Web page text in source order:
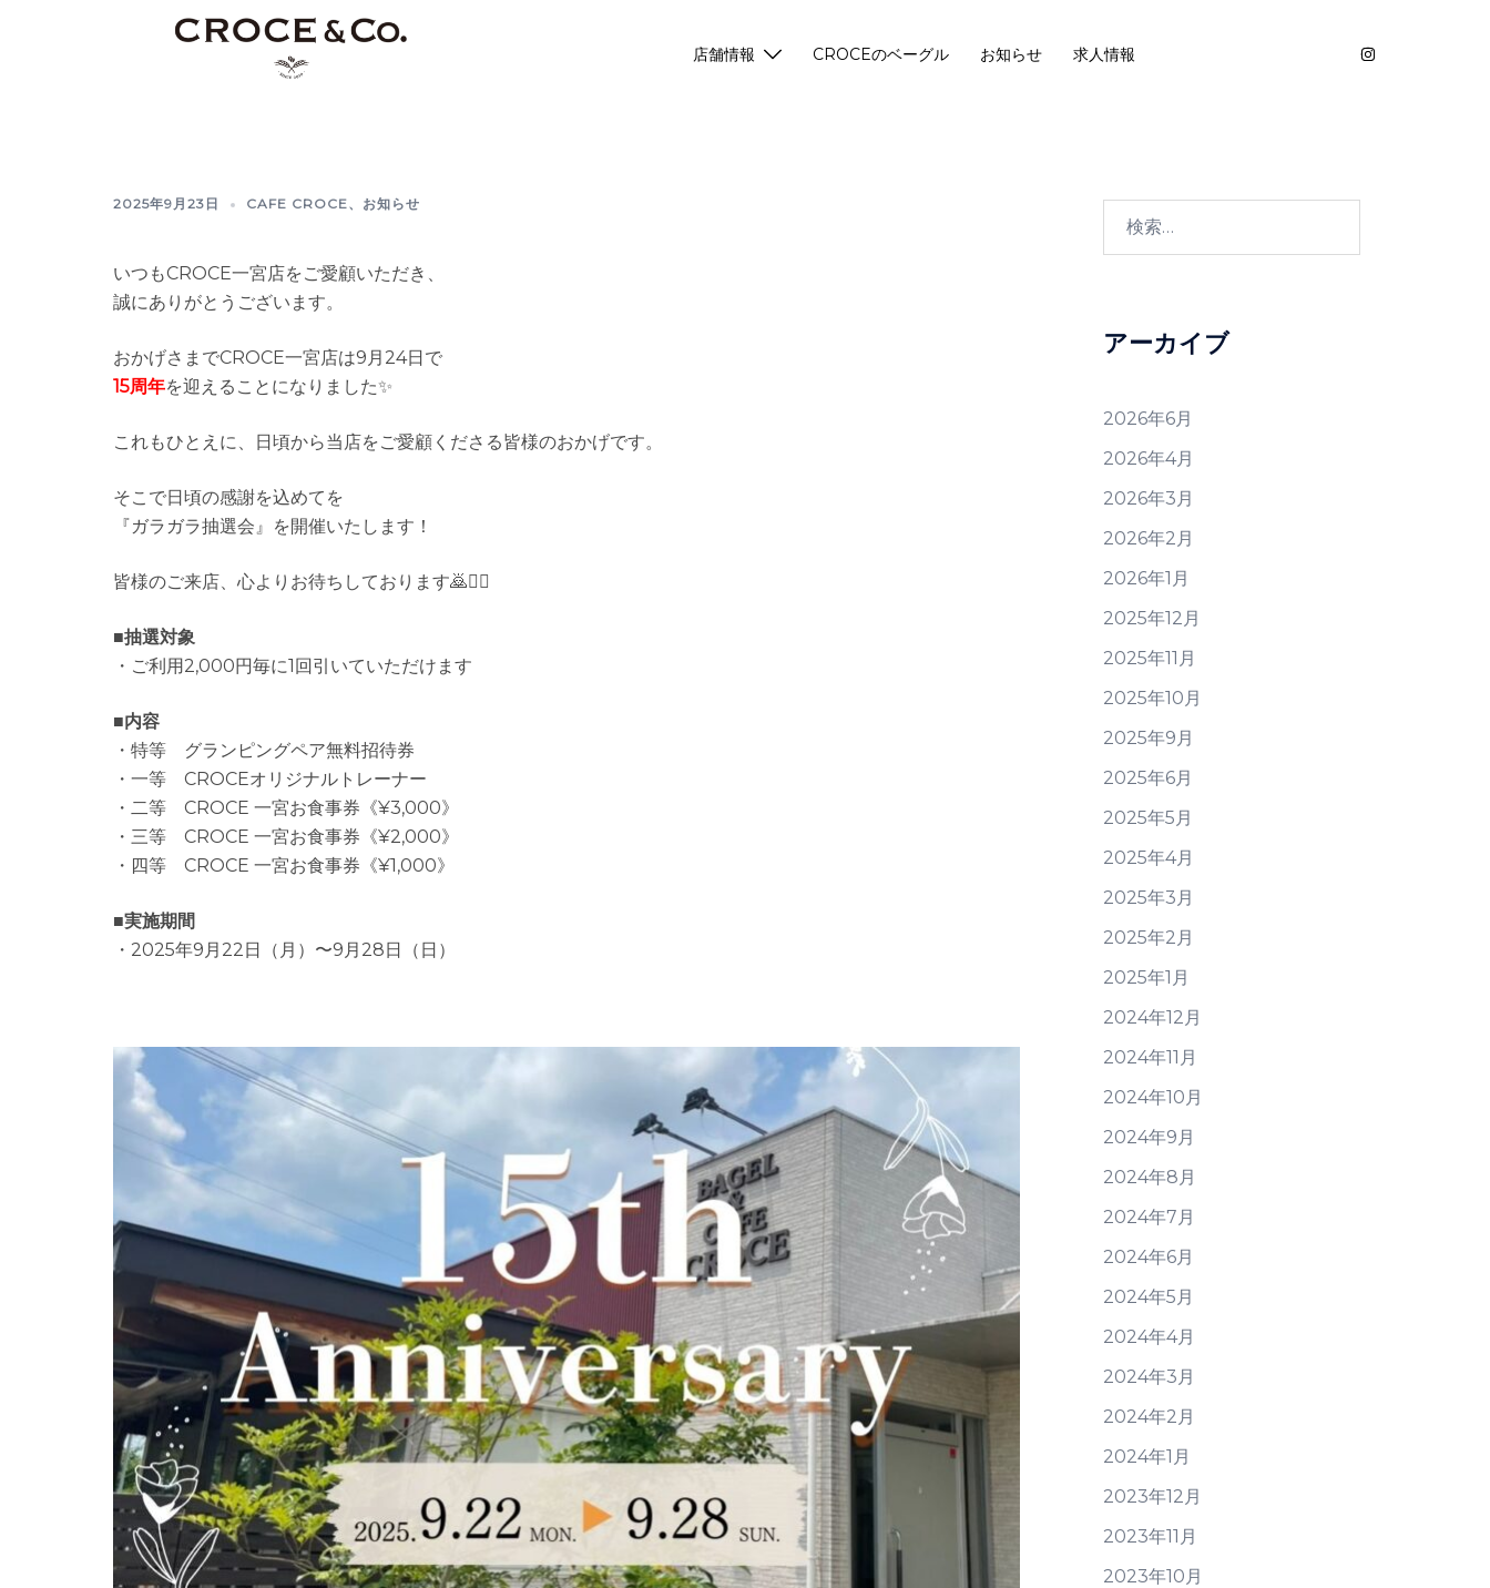
店舗情報 CROCEのベーグル お知らせ 求人情報
2025年9月23日 CAFE CROCE、 お知らせ
いつもCROCE一宮店をご愛顧いただき、
誠にありがとうございます。
おかげさまでCROCE一宮店は9月24日で
15周年を迎えることになりました✨
これもひとえに、日頃から当店をご愛顧くださる皆様のおかげです。
そこで日頃の感謝を込めてを
『ガラガラ抽選会』を開催いたします！
皆様のご来店、心よりお待ちしております🙇🙇‍♀️
■抽選対象
・ご利用2,000円毎に1回引いていただけます
■内容
・特等 グランピングペア無料招待券
・一等 CROCEオリジナルトレーナー
・二等 CROCE 一宮お食事券《¥3,000》
・三等 CROCE 一宮お食事券《¥2,000》
・四等 CROCE 一宮お食事券《¥1,000》
■実施期間
・2025年9月22日（月）〜9月28日（日）
アーカイブ
2026年6月
2026年4月
2026年3月
2026年2月
2026年1月
2025年12月
2025年11月
2025年10月
2025年9月
2025年6月
2025年5月
2025年4月
2025年3月
2025年2月
2025年1月
2024年12月
2024年11月
2024年10月
2024年9月
2024年8月
2024年7月
2024年6月
2024年5月
2024年4月
2024年3月
2024年2月
2024年1月
2023年12月
2023年11月
2023年10月